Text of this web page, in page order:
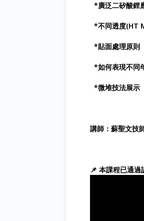
*廣泛二矽酸鋰
*不同透度(HT
*貼面處理原則
*如何表現不同
*微堆技法展示
講師：蘇聖文
📌 本課程已通過